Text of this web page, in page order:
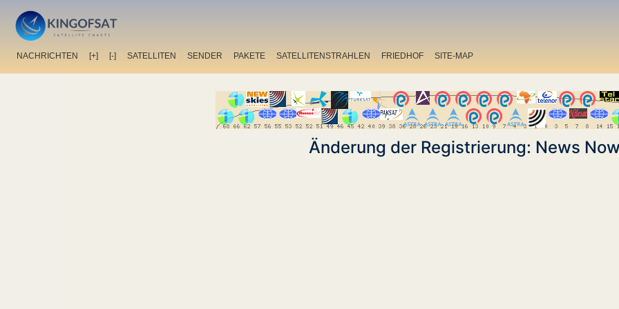
NACHRICHTEN [+] [-] SATELLITEN SENDER PAKETE SATELLITENSTRAHLEN FRIEDHOF SITE-MAP
Änderung der Registrierung: News